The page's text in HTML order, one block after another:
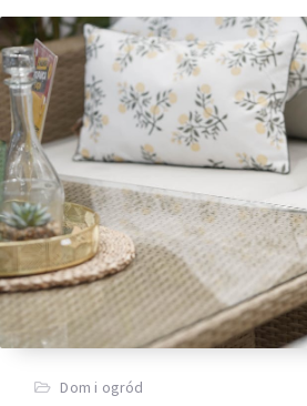
Dom i ogród